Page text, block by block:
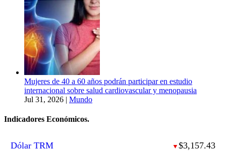
Mujeres de 40 a 60 años podrán participar en estudio
internacional sobre salud cardiovascular y menopausia
Jul 31, 2026 | Mundo
Indicadores Económicos.
Dólar TRM ▼ $3,157.43